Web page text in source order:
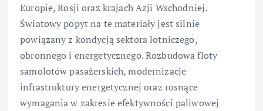
Europie, Rosji oraz krajach Azji Wschodniej.
Światowy popyt na te materiały jest silnie
powiązany z kondycją sektora lotniczego,
obronnego i energetycznego. Rozbudowa floty
samolotów pasażerskich, modernizacje
infrastruktury energetycznej oraz rosnące
wymagania w zakresie efektywności paliwowej